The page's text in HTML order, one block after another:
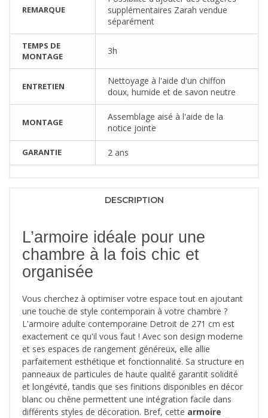
REMARQUE
supplémentaires Zarah vendue
séparément
TEMPS DE
MONTAGE
3h
ENTRETIEN
Nettoyage à l'aide d'un chiffon
doux, humide et de savon neutre
MONTAGE
Assemblage aisé à l'aide de la
notice jointe
GARANTIE 2 ans
DESCRIPTION
L’armoire idéale pour une
chambre à la fois chic et
organisée
Vous cherchez à optimiser votre espace tout en ajoutant
une touche de style contemporain à votre chambre ?
L'armoire adulte contemporaine Detroit de 271 cm est
exactement ce qu'il vous faut ! Avec son design moderne
et ses espaces de rangement généreux, elle allie
parfaitement esthétique et fonctionnalité. Sa structure en
panneaux de particules de haute qualité garantit solidité
et longévité, tandis que ses finitions disponibles en décor
blanc ou chêne permettent une intégration facile dans
différents styles de décoration. Bref, cette armoire